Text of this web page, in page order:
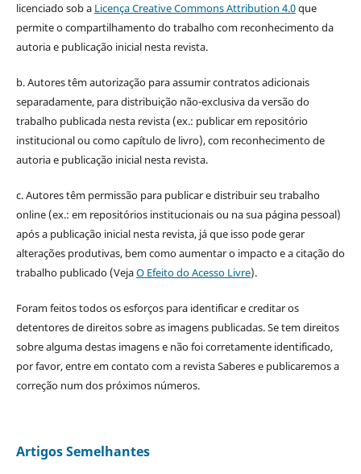
licenciado sob a Licença Creative Commons Attribution 4.0que
permite o compartilhamento do trabalho com reconhecimento da
autoria e publicação inicial nesta revista.
b. Autores têm autorização para assumir contratos adicionais
separadamente, para distribuição não-exclusiva da versão do
trabalho publicada nesta revista (ex.: publicar em repositório
institucional ou como capítulo de livro), com reconhecimento de
autoria e publicação inicial nesta revista.
c. Autores têm permissão para publicar e distribuir seu trabalho
online (ex.: em repositórios institucionais ou na sua página pessoal)
após a publicação inicial nesta revista, já que isso pode gerar
alterações produtivas, bem como aumentar o impacto e a citação do
trabalho publicado (VejaO Efeito do Acesso Livre).
Foram feitos todos os esforços para identificar e creditar os
detentores de direitos sobre as imagens publicadas. Se tem direitos
sobre alguma destas imagens e não foi corretamente identificado,
por favor, entre em contato com a revista Saberes e publicaremos a
correção num dos próximos números.
Artigos Semelhantes